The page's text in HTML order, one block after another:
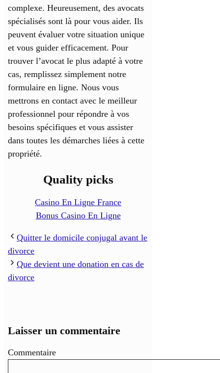
complexe. Heureusement, des avocats
spécialisés sont là pour vous aider. Ils
peuvent évaluer votre situation unique
et vous guider efficacement. Pour
trouver l’avocat le plus adapté à votre
cas, remplissez simplement notre
formulaire en ligne. Nous vous
mettrons en contact avec le meilleur
professionnel pour répondre à vos
besoins spécifiques et vous assister
dans toutes les démarches liées à cette
propriété.
Quality picks
Casino En Ligne France
Bonus Casino En Ligne
Quitter le domicile conjugal avant le
divorce
Que devient une donation en cas de
divorce
Laisser un commentaire
Commentaire